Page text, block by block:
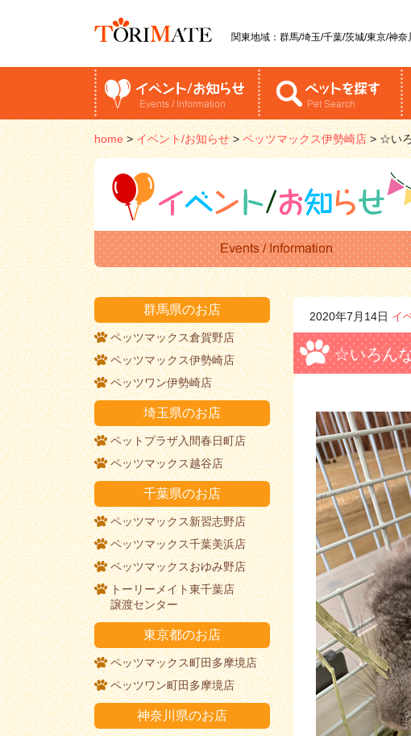
関東地域：群馬/埼玉/千葉/茨城/東京/神奈
home>イベント/お知らせ>ペッツマックス伊勢崎店>☆い
群馬県のお店
ペッツマックス倉賀野店
ペッツマックス伊勢崎店
ペッツワン伊勢崎店
埼玉県のお店
ペットプラザ入間春日町店
ペッツマックス越谷店
千葉県のお店
ペッツマックス新習志野店
ペッツマックス千葉美浜店
ペッツマックスおゆみ野店
トーリーメイト東千葉店
譲渡センター
東京都のお店
ペッツマックス町田多摩境店
ペッツワン町田多摩境店
神奈川県のお店
2020年7月14日 イ
☆いろん